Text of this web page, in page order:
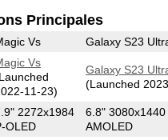
Principales
Vs Galaxy S23
Vs
11-23)
Galaxy S23
(Launched
2272x1984
OLED
6.8" 3080x1440
AMOLED